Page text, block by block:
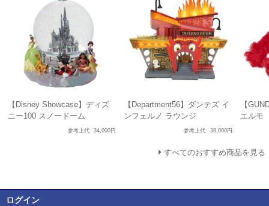
【Disney Showcase】ディズ
ニー100 スノードーム
参考上代 34,000円
【Department56】ダンテズ イ
ンフェルノ ラウンジ
参考上代 38,000円
【
エルモ
すべてのおすすめ商品を見る
ログイン